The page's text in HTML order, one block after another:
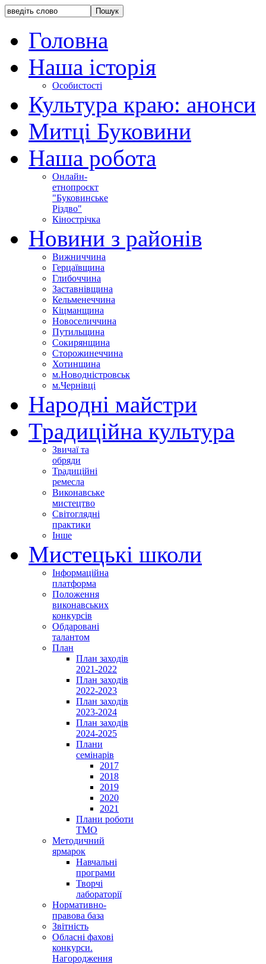
Головна
Наша історія
Особистості
Культура краю: анонси
Митці Буковини
Наша робота
Онлайн-
етнопроєкт
"Буковинське
Різдво"
Кінострічка
Новини з районів
Вижниччина
Герцаївщина
Глибоччина
Заставнівщина
Кельменеччина
Кіцманщина
Новоселиччина
Путильщина
Сокирянщина
Сторожинеччина
Хотинщина
м.Новодністровськ
м.Чернівці
Народні майстри
Традиційна культура
Звичаї та
обряди
Традиційні
ремесла
Виконавське
мистецтво
Світоглядні
практики
Інше
Мистецькі школи
Інформаційна
платформа
Положення
виконавських
конкурсів
Обдаровані
талантом
План
План заходів
2021-2022
План заходів
2022-2023
План заходів
2023-2024
План заходів
2024-2025
Плани
семінарів
2017
2018
2019
2020
2021
Плани роботи
ТМО
Методичний
ярмарок
Навчальні
програми
Творчі
лабораторії
Нормативно-
правова база
Звітність
Обласні фахові
конкурси.
Нагородження